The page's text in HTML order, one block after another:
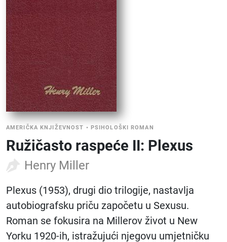
AMERIČKA KNJIŽEVNOST • PSIHOLOŠKI ROMAN
Ružičasto raspeće II: Plexus
Henry Miller
Plexus (1953), drugi dio trilogije, nastavlja
autobiografsku priču započetu u Sexusu.
Roman se fokusira na Millerov život u New
Yorku 1920-ih, istražujući njegovu umjetničku